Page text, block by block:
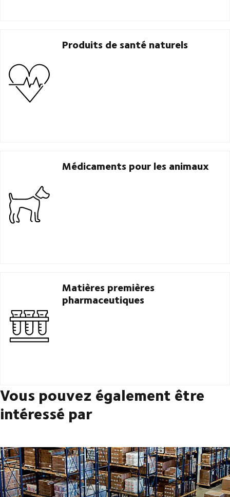
Produits de santé naturels
Médicaments pour les animaux
Matières premières
pharmaceutiques
Vous pouvez également être
intéressé par